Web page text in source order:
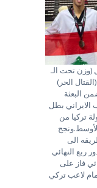
(وزن تحت الـ
الحر)
البعثة
الايراني بطل
تركيا من
الى
ربع النهائي
فاز على